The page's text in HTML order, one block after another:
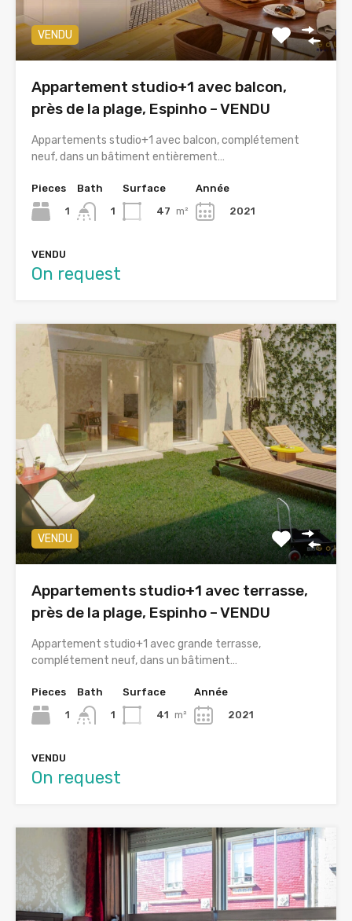
VENDU
Appartement studio+1 avec balcon,
près de la plage, Espinho – VENDU
Appartements studio+1 avec balcon, complétement
neuf, dans un bâtiment entièrement…
Pieces
1
Bath
1
Surface
47 m²
Année
2021
VENDU
On request
VENDU
Appartements studio+1 avec terrasse,
près de la plage, Espinho – VENDU
Appartement studio+1 avec grande terrasse,
complétement neuf, dans un bâtiment…
Pieces
1
Bath
1
Surface
41 m²
Année
2021
VENDU
On request